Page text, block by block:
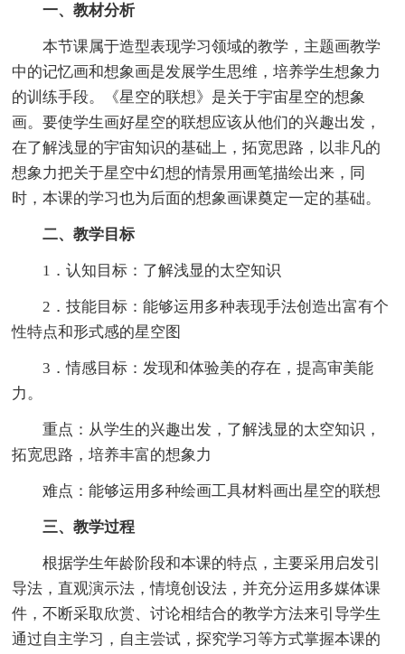
一、教材分析
本节课属于造型表现学习领域的教学，主题画教学
中的记忆画和想象画是发展学生思维，培养学生想象力
的训练手段。《星空的联想》是关于宇宙星空的想象
画。要使学生画好星空的联想应该从他们的兴趣出发，
在了解浅显的宇宙知识的基础上，拓宽思路，以非凡的
想象力把关于星空中幻想的情景用画笔描绘出来，同
时，本课的学习也为后面的想象画课奠定一定的基础。
二、教学目标
1．认知目标：了解浅显的太空知识
2．技能目标：能够运用多种表现手法创造出富有个
性特点和形式感的星空图
3．情感目标：发现和体验美的存在，提高审美能
力。
重点：从学生的兴趣出发，了解浅显的太空知识，
拓宽思路，培养丰富的想象力
难点：能够运用多种绘画工具材料画出星空的联想
三、教学过程
根据学生年龄阶段和本课的特点，主要采用启发引
导法，直观演示法，情境创设法，并充分运用多媒体课
件，不断采取欣赏、讨论相结合的教学方法来引导学生
通过自主学习，自主尝试，探究学习等方式掌握本课的